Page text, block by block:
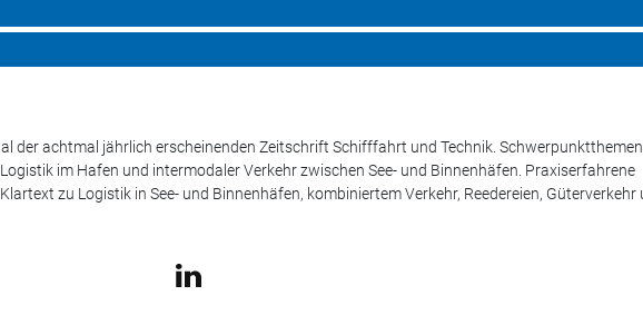
der achtmal jährlich erscheinenden Zeitschrift Schifffahrt und Technik.
im Hafen und intermodaler Verkehr zwischen See- und Binnenhäfen. Praxiserfahrene
zu Logistik in See- und Binnenhäfen, kombiniertem Verkehr, Reedereien, Güterverkehr